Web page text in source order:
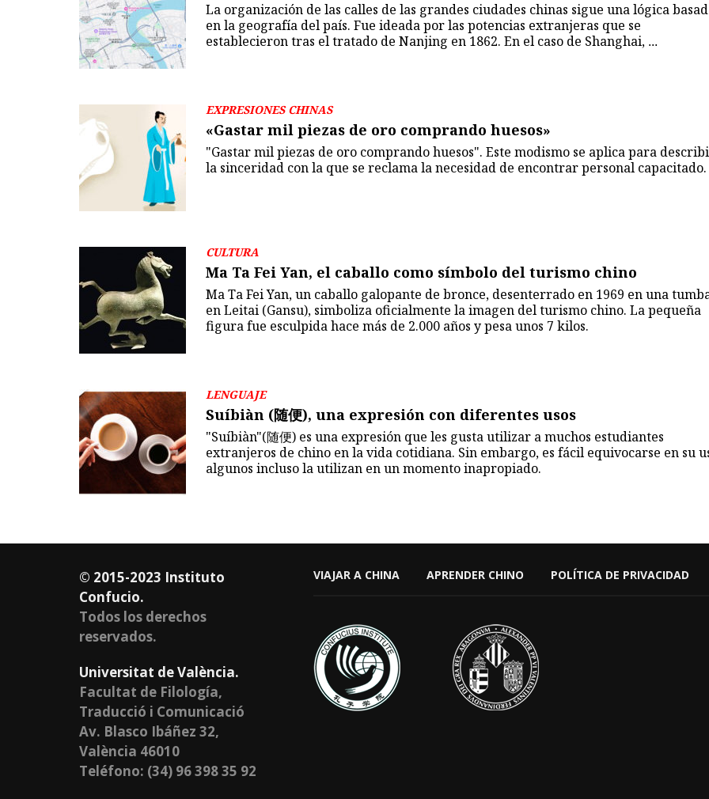
La organización de las calles de las grandes ciudades chinas sigue una lógica
en la geografía del país. Fue ideada por las potencias extranjeras que se
establecieron tras el tratado de Nanjing en 1862. En el caso de Shanghai, ...
EXPRESIONES CHINAS
«Gastar mil piezas de oro comprando huesos»
"Gastar mil piezas de oro comprando huesos". Este modismo se aplica para
la sinceridad con la que se reclama la necesidad de encontrar personal capacitado.
CULTURA
Ma Ta Fei Yan, el caballo como símbolo del turismo chino
Ma Ta Fei Yan, un caballo galopante de bronce, desenterrado en 1969 en una
en Leitai (Gansu), simboliza oficialmente la imagen del turismo chino. La pequeña
figura fue esculpida hace más de 2.000 años y pesa unos 7 kilos.
LENGUAJE
Suíbiàn (随便), una expresión con diferentes usos
"Suíbiàn"(随便) es una expresión que les gusta utilizar a muchos estudiantes
extranjeros de chino en la vida cotidiana. Sin embargo, es fácil equivocarse en su
algunos incluso la utilizan en un momento inapropiado.
VIAJAR A CHINA APRENDER CHINO POLÍTICA DE PRIVACIDAD
© 2015-2023 Instituto
Confucio.
Todos los derechos
reservados.
Universitat de València.
Facultat de Filología,
Traducció i Comunicació
Av. Blasco Ibáñez 32,
València 46010
Teléfono: (34) 96 398 35 92